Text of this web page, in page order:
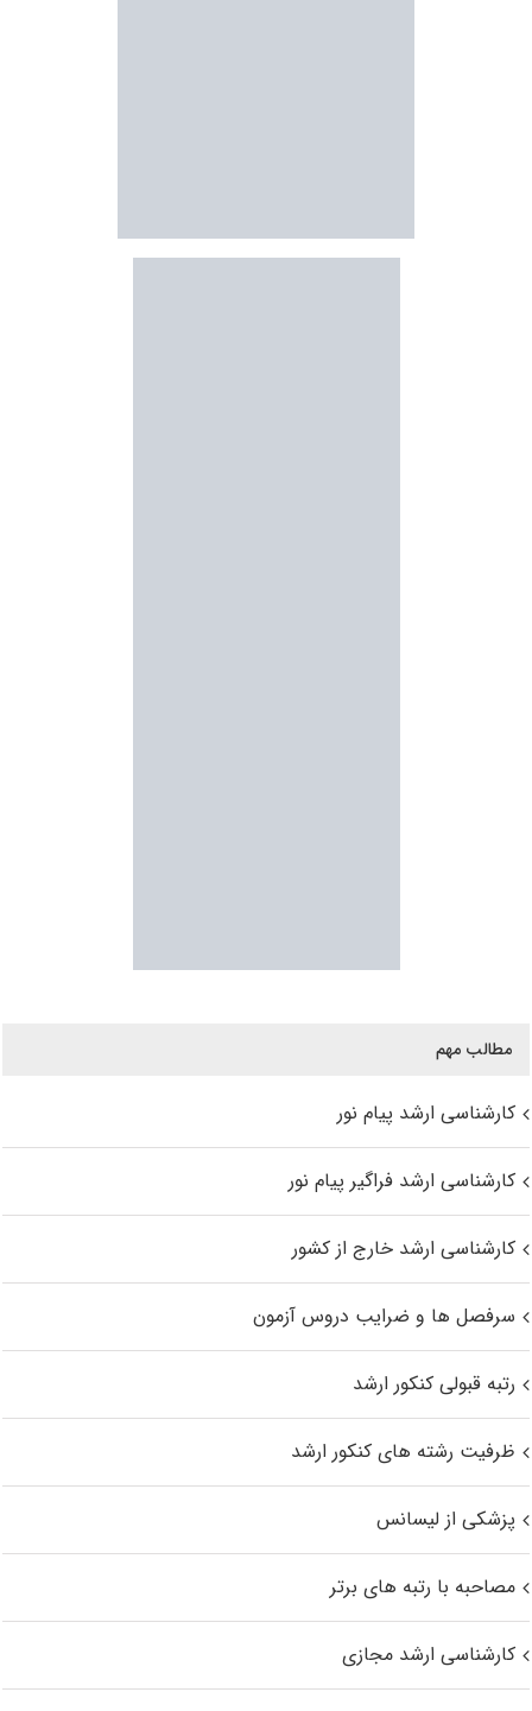
مطالب مهم
کارشناسی ارشد پیام نور
کارشناسی ارشد فراگیر پیام نور
کارشناسی ارشد خارج از کشور
سرفصل ها و ضرایب دروس آزمون
رتبه قبولی کنکور ارشد
ظرفیت رشته های کنکور ارشد
پزشکی از لیسانس
مصاحبه با رتبه های برتر
کارشناسی ارشد مجازی